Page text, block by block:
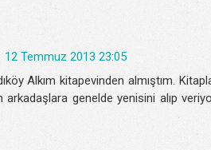
12 Temmuz 2013 23:05
Alkım kitapevinden almıştım.
arkadaşlara genelde yenisini alıp